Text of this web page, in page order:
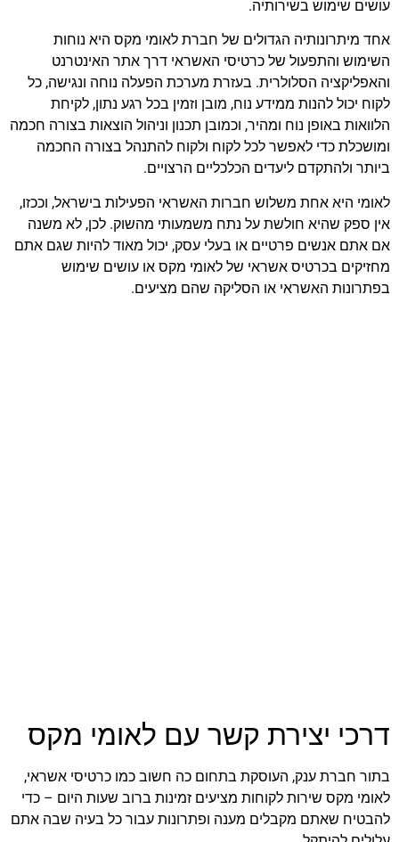
עושים שימוש בשירותיה.
אחד מיתרונותיה הגדולים של חברת לאומי מקס היא נוחות
השימוש והתפעול של כרטיסי האשראי דרך אתר האינטרנט
והאפליקציה הסלולרית. בעזרת מערכת הפעלה נוחה ונגישה, כל
לקוח יכול להנות ממידע נוח, מובן וזמין בכל רגע נתון, לקיחת
הלוואות באופן נוח ומהיר, וכמובן תכנון וניהול הוצאות בצורה חכמה
ומושכלת כדי לאפשר לכל לקוח ולקוח להתנהל בצורה החכמה
ביותר ולהתקדם ליעדים הכלכליים הרצויים.
לאומי היא אחת משלוש חברות האשראי הפעילות בישראל, וככזו,
אין ספק שהיא חולשת על נתח משמעותי מהשוק. לכן, לא משנה
אם אתם אנשים פרטיים או בעלי עסק, יכול מאוד להיות שגם אתם
מחזיקים בכרטיס אשראי של לאומי מקס או עושים שימוש
בפתרונות האשראי או הסליקה שהם מציעים.
דרכי יצירת קשר עם לאומי מקס
בתור חברת ענק, העוסקת בתחום כה חשוב כמו כרטיסי אשראי,
לאומי מקס שירות לקוחות מציעים זמינות ברוב שעות היום – כדי
להבטיח שאתם מקבלים מענה ופתרונות עבור כל בעיה שבה אתם